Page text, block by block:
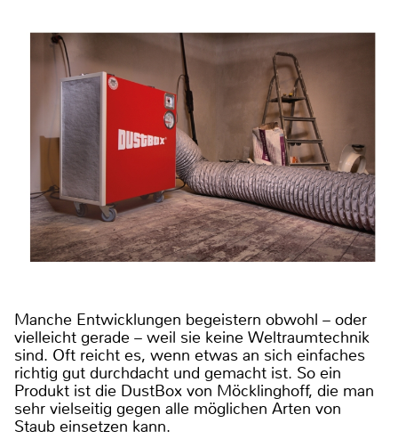
Manche Entwicklungen begeistern obwohl – oder
vielleicht gerade – weil sie keine Weltraumtechnik
sind. Oft reicht es, wenn etwas an sich einfaches
richtig gut durchdacht und gemacht ist. So ein
Produkt ist die DustBox von Möcklinghoff, die man
sehr vielseitig gegen alle möglichen Arten von
Staub einsetzen kann.